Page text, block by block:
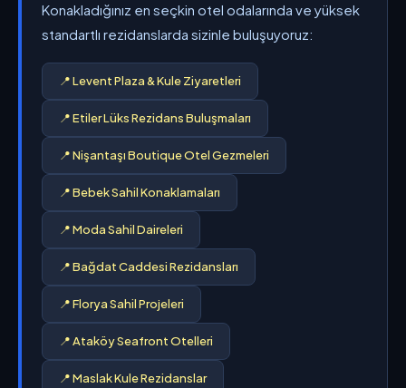
Konakladığınız en seçkin otel odalarında ve yüksek
standartlı rezidanslarda sizinle buluşuyoruz:
📍 Levent Plaza & Kule Ziyaretleri
📍 Etiler Lüks Rezidans Buluşmaları
📍 Nişantaşı Boutique Otel Gezmeleri
📍 Bebek Sahil Konaklamaları
📍 Moda Sahil Daireleri
📍 Bağdat Caddesi Rezidansları
📍 Florya Sahil Projeleri
📍 Ataköy Seafront Otelleri
📍 Maslak Kule Rezidanslar